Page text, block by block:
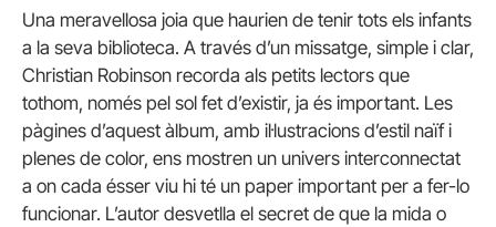
Una meravellosa joia que haurien de tenir tots els infants
a la seva biblioteca. A través d’un missatge, simple i clar,
Christian Robinson recorda als petits lectors que
tothom, només pel sol fet d’existir, ja és important. Les
pàgines d’aquest àlbum, amb il·lustracions d’estil naïf i
plenes de color, ens mostren un univers interconnectat
a on cada ésser viu hi té un paper important per a fer-lo
funcionar. L’autor desvetlla el secret de que la mida o